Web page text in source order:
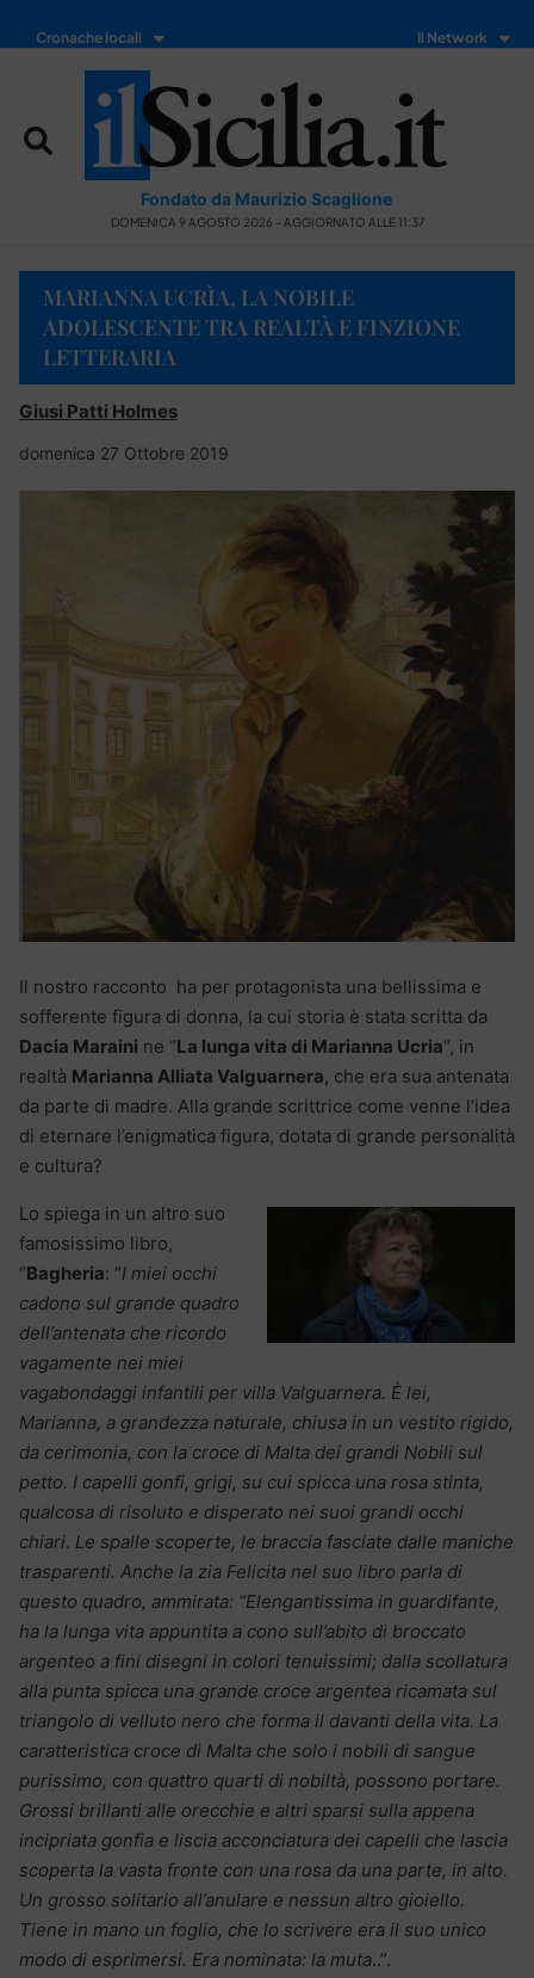
Cronache locali Il Network
Fondato da Maurizio Scaglione
DOMENICA 9 AGOSTO 2026 - AGGIORNATO ALLE 11:37
MARIANNA UCRÌA, LA NOBILE
ADOLESCENTE TRA REALTÀ E FINZIONE
LETTERARIA
Giusi Patti Holmes
domenica 27 Ottobre 2019
Il nostro racconto ha per protagonista una bellissima e
sofferente figura di donna, la cui storia è stata scritta da
Dacia Maraini ne “La lunga vita di Marianna Ucria“, in
realtà Marianna Alliata Valguarnera, che era sua antenata
da parte di madre. Alla grande scrittrice come venne l’idea
di eternare l’enigmatica figura, dotata di grande personalità
e cultura?
Lo spiega in un altro suo
famosissimo libro,
“Bagheria: “I miei occhi
cadono sul grande quadro
dell’antenata che ricordo
vagamente nei miei
vagabondaggi infantili per villa Valguarnera. È lei,
Marianna, a grandezza naturale, chiusa in un vestito rigido,
da cerimonia, con la croce di Malta dei grandi Nobili sul
petto. I capelli gonfi, grigi, su cui spicca una rosa stinta,
qualcosa di risoluto e disperato nei suoi grandi occhi
chiari. Le spalle scoperte, le braccia fasciate dalle maniche
trasparenti. Anche la zia Felicita nel suo libro parla di
questo quadro, ammirata: “Elengantissima in guardifante,
ha la lunga vita appuntita a cono sull’abito di broccato
argenteo a fini disegni in colori tenuissimi; dalla scollatura
alla punta spicca una grande croce argentea ricamata sul
triangolo di velluto nero che forma il davanti della vita. La
caratteristica croce di Malta che solo i nobili di sangue
purissimo, con quattro quarti di nobiltà, possono portare.
Grossi brillanti alle orecchie e altri sparsi sulla appena
incipriata gonfia e liscia acconciatura dei capelli che lascia
scoperta la vasta fronte con una rosa da una parte, in alto.
Un grosso solitario all’anulare e nessun altro gioiello.
Tiene in mano un foglio, che lo scrivere era il suo unico
modo di esprimersi. Era nominata: la muta..”.